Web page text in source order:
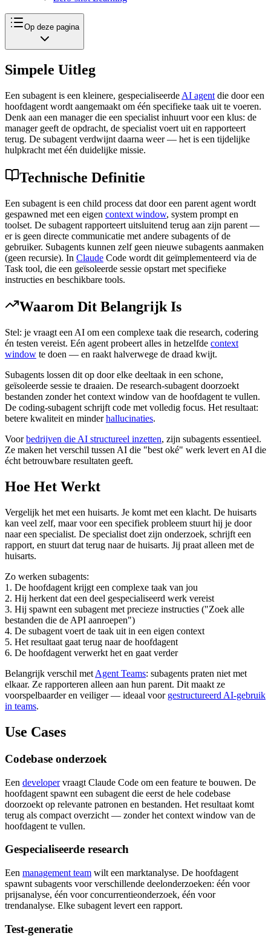
Op deze pagina
Simpele Uitleg
Een subagent is een kleinere, gespecialiseerde AI agent die door een
hoofdagent wordt aangemaakt om één specifieke taak uit te voeren.
Denk aan een manager die een specialist inhuurt voor een klus: de
manager geeft de opdracht, de specialist voert uit en rapporteert
terug. De subagent verdwijnt daarna weer — het is een tijdelijke
hulpkracht met één duidelijke missie.
Technische Definitie
Een subagent is een child process dat door een parent agent wordt
gespawned met een eigen context window, system prompt en
toolset. De subagent rapporteert uitsluitend terug aan zijn parent —
er is geen directe communicatie met andere subagents of de
gebruiker. Subagents kunnen zelf geen nieuwe subagents aanmaken
(geen recursie). In Claude Code wordt dit geïmplementeerd via de
Task tool, die een geïsoleerde sessie opstart met specifieke
instructies en beschikbare tools.
Waarom Dit Belangrijk Is
Stel: je vraagt een AI om een complexe taak die research, codering
én testen vereist. Eén agent probeert alles in hetzelfde context
window te doen — en raakt halverwege de draad kwijt.
Subagents lossen dit op door elke deeltaak in een schone,
geïsoleerde sessie te draaien. De research-subagent doorzoekt
bestanden zonder het context window van de hoofdagent te vullen.
De coding-subagent schrijft code met volledig focus. Het resultaat:
betere kwaliteit en minderhallucinaties.
Voorbedrijven die AI structureel inzetten, zijn subagents essentieel.
Ze maken het verschil tussen AI die "best oké" werk levert en AI die
écht betrouwbare resultaten geeft.
Hoe Het Werkt
Vergelijk het met een huisarts. Je komt met een klacht. De huisarts
kan veel zelf, maar voor een specifiek probleem stuurt hij je door
naar een specialist. De specialist doet zijn onderzoek, schrijft een
rapport, en stuurt dat terug naar de huisarts. Jij praat alleen met de
huisarts.
Zo werken subagents:
1. De hoofdagent krijgt een complexe taak van jou
2. Hij herkent dat een deel gespecialiseerd werk vereist
3. Hij spawnt een subagent met precieze instructies ("Zoek alle
bestanden die de API aanroepen")
4. De subagent voert de taak uit in een eigen context
5. Het resultaat gaat terug naar de hoofdagent
6. De hoofdagent verwerkt het en gaat verder
Belangrijk verschil met Agent Teams: subagents praten niet met
elkaar. Ze rapporteren alleen aan hun parent. Dit maakt ze
voorspelbaarder en veiliger — ideaal voor gestructureerd AI-gebruik
in teams.
Use Cases
Codebase onderzoek
Een developervraagt Claude Code om een feature te bouwen. De
hoofdagent spawnt een subagent die eerst de hele codebase
doorzoekt op relevante patronen en bestanden. Het resultaat komt
terug als compact overzicht — zonder het context window van de
hoofdagent te vullen.
Gespecialiseerde research
Een management team wilt een marktanalyse. De hoofdagent
spawnt subagents voor verschillende deelonderzoeken: één voor
prijsanalyse, één voor concurrentieonderzoek, één voor
trendanalyse. Elke subagent levert een rapport.
Test-generatie